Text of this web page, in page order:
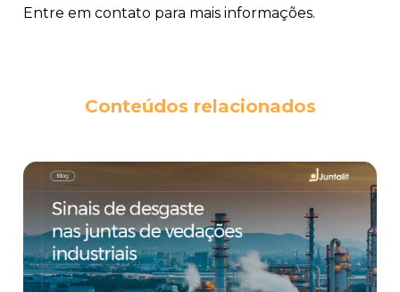
Entre em contato para mais informações.
Conteúdos relacionados